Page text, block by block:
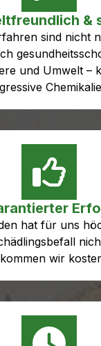
&
sind nicht
und Umwelt –
hat für uns
wir